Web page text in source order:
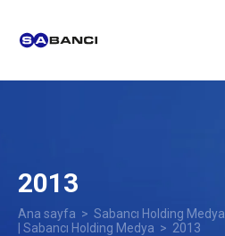
2013
Ana sayfa > Sabancı Holding Medya
| Sabancı Holding Medya > 2013